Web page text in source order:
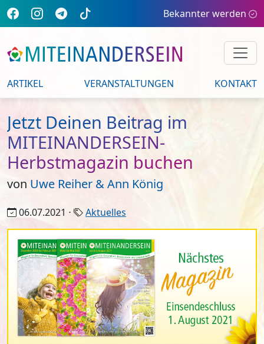
Bekannter werden
ARTIKEL VERANSTALTUNGEN KONTAKT
Jetzt Deinen Beitrag im
MITEINANDERSEIN-
Herbstmagazin buchen
von Uwe Reiher & Ann König
06.07.2021 ⋅ Aktuelles